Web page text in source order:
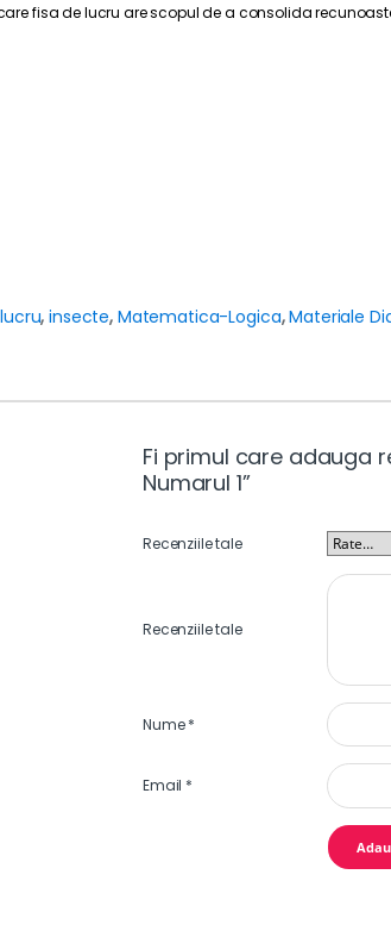
fisa de lucru are scopul de a consolida
,insecte, Matematica-Logica,Materiale
Fi primul care adauga
Numarul 1”
Recenziile tale
Recenziile tale
Nume*
Email *